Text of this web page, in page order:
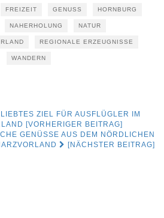
FREIZEIT GENUSS HORNBURG
NAHERHOLUNG NATUR
REGIONALE ERZEUGNISSE
WANDERN
ZIEL FÜR AUSFLÜGLER IM
[VORHERIGER BEITRAG]
GENÜSSE AUS DEM NÖRDLICHEN
[NÄCHSTER BEITRAG]